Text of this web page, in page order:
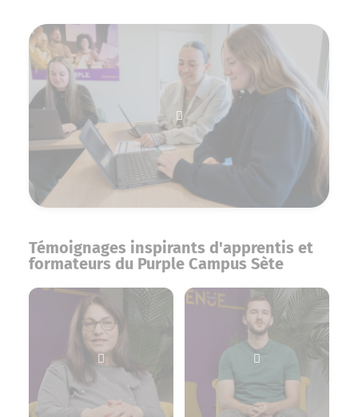
Témoignages inspirants d'apprentis et
formateurs du Purple Campus Sète